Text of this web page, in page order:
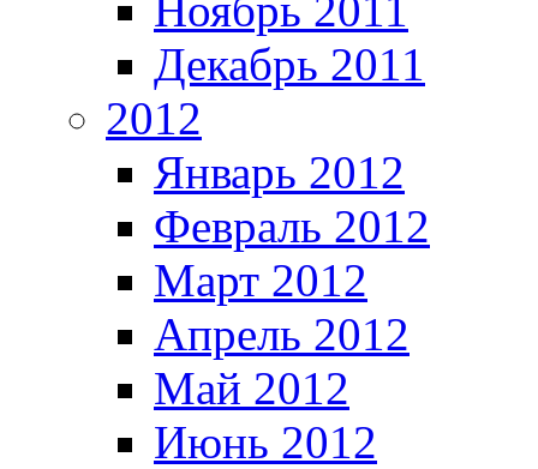
Декабрь 2011
2012
Январь 2012
Февраль 2012
Март 2012
Апрель 2012
Май 2012
Июнь 2012